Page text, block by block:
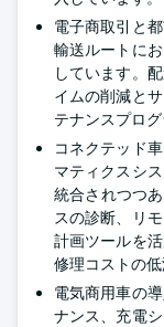
電子商取引と
輸送ルートに
しています。
イムの削減と
テナンスプロ
コネクテッド
マティクスシ
統合されつつ
スの診断、リ
計画ツールを
修理コストの低
電気商用車の
ナンス、充電